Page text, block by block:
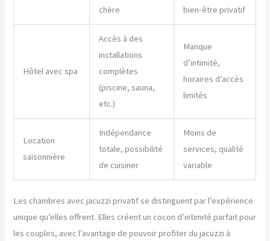
chère
bien-être privatif
Hôtel avec spa
Accès à des
installations
complètes
(piscine, sauna,
etc.)
Manque
d’intimité,
horaires d’accès
limités
Location
saisonnière
Indépendance
totale, possibilité
de cuisiner
Moins de
services, qualité
variable
Les chambres avec jacuzzi privatif se distinguent par l’expérience
unique qu’elles offrent. Elles créent un cocon d’intimité parfait pour
les couples, avec l’avantage de pouvoir profiter du jacuzzi à